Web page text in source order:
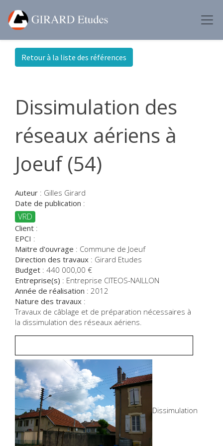
Retour à la liste des références
Dissimulation des
réseaux aériens à
Joeuf (54)
Auteur : Gilles Girard
Date de publication :
VRD
Client :
EPCI :
Maitre d'ouvrage : Commune de Joeuf
Direction des travaux : Girard Etudes
Budget : 440 000,00 €
Entreprise(s) : Entreprise CITEOS-NAILLON
Année de réalisation : 2012
Nature des travaux :
Travaux de câblage et de préparation nécessaires à
la dissimulation des réseaux aériens.
Dissimulation